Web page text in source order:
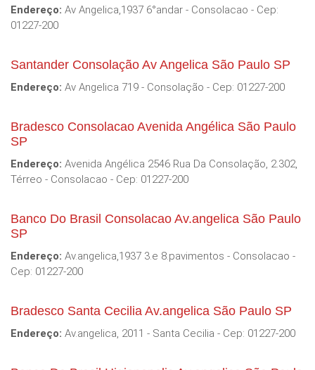
Endereço: Av Angelica,1937 6°andar - Consolacao - Cep:
01227-200
Santander Consolação Av Angelica São Paulo SP
Endereço: Av Angelica 719 - Consolação - Cep: 01227-200
Bradesco Consolacao Avenida Angélica São Paulo
SP
Endereço: Avenida Angélica 2546 Rua Da Consolação, 2.302,
Térreo - Consolacao - Cep: 01227-200
Banco Do Brasil Consolacao Av.angelica São Paulo
SP
Endereço: Av.angelica,1937 3.e 8.pavimentos - Consolacao -
Cep: 01227-200
Bradesco Santa Cecilia Av.angelica São Paulo SP
Endereço: Av.angelica, 2011 - Santa Cecilia - Cep: 01227-200